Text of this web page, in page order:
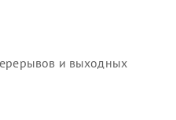
и выходных